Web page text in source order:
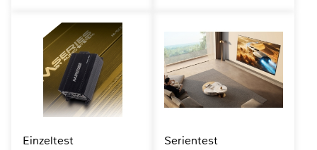
Einzeltest
Serientest